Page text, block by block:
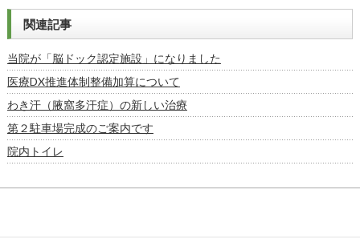
関連記事
当院が「脳ドック認定施設」になりました
医療DX推進体制整備加算について
わき汗（腋窩多汗症）の新しい治療
第２駐車場完成のご案内です
院内トイレ